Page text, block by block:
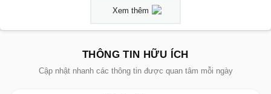
Xem thêm
THÔNG TIN HỮU ÍCH
Cập nhật nhanh các thông tin được quan tâm mỗi ngày